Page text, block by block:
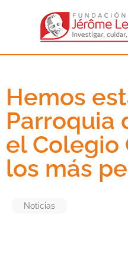
Hemos
Parroquia
el Colegio
los más
Noticias